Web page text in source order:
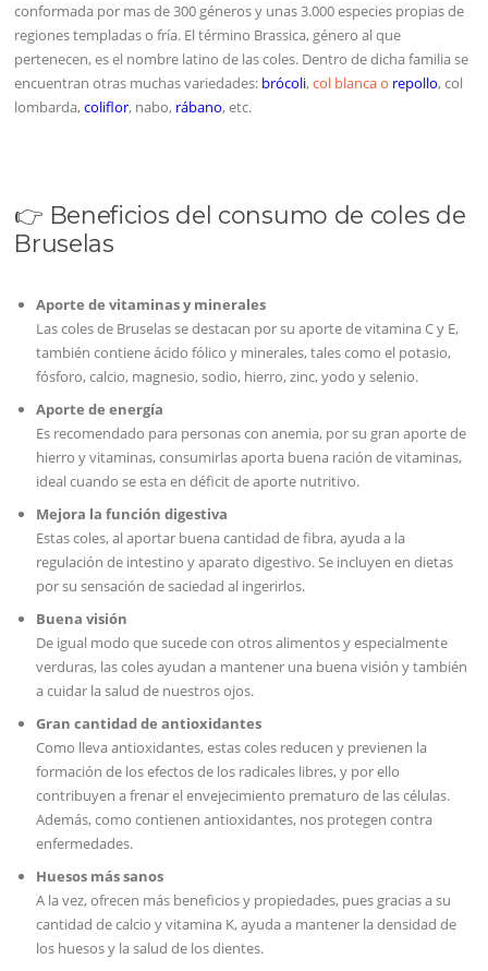
conformada por mas de 300 géneros y unas 3.000 especies propias de
regiones templadas o fría. El término Brassica, género al que
pertenecen, es el nombre latino de las coles. Dentro de dicha familia se
encuentran otras muchas variedades: brócoli,col blanca o repollo, col
lombarda,coliflor, nabo, rábano, etc.
👉 Beneficios del consumo de coles de
Bruselas
Aporte de vitaminas y minerales
Las coles de Bruselas se destacan por su aporte de vitamina C y E,
también contiene ácido fólico y minerales, tales como el potasio,
fósforo, calcio, magnesio, sodio, hierro, zinc, yodo y selenio.
Aporte de energía
Es recomendado para personas con anemia, por su gran aporte de
hierro y vitaminas, consumirlas aporta buena ración de vitaminas,
ideal cuando se esta en déficit de aporte nutritivo.
Mejora la función digestiva
Estas coles, al aportar buena cantidad de fibra, ayuda a la
regulación de intestino y aparato digestivo. Se incluyen en dietas
por su sensación de saciedad al ingerirlos.
Buena visión
De igual modo que sucede con otros alimentos y especialmente
verduras, las coles ayudan a mantener una buena visión y también
a cuidar la salud de nuestros ojos.
Gran cantidad de antioxidantes
Como lleva antioxidantes, estas coles reducen y previenen la
formación de los efectos de los radicales libres, y por ello
contribuyen a frenar el envejecimiento prematuro de las células.
Además, como contienen antioxidantes, nos protegen contra
enfermedades.
Huesos más sanos
A la vez, ofrecen más beneficios y propiedades, pues gracias a su
cantidad de calcio y vitamina K, ayuda a mantener la densidad de
los huesos y la salud de los dientes.